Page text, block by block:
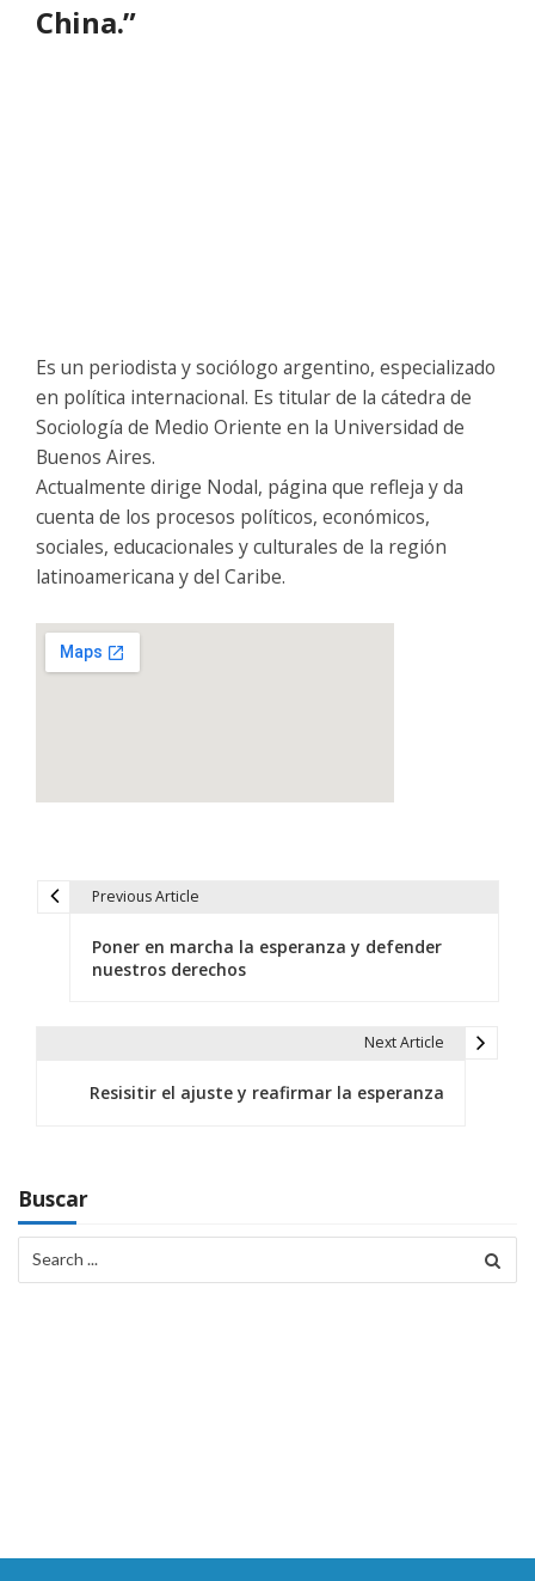
China.”
Es un periodista y sociólogo argentino, especializado
en política internacional. Es titular de la cátedra de
Sociología de Medio Oriente en la Universidad de
Buenos Aires.
Actualmente dirige Nodal, página que refleja y da
cuenta de los procesos políticos, económicos,
sociales, educacionales y culturales de la región
latinoamericana y del Caribe.
i
ó
r
Previous Article
Poner en marcha la esperanza y defender
nuestros derechos
Next Article
Resisitir el ajuste y reafirmar la esperanza
Buscar
for: